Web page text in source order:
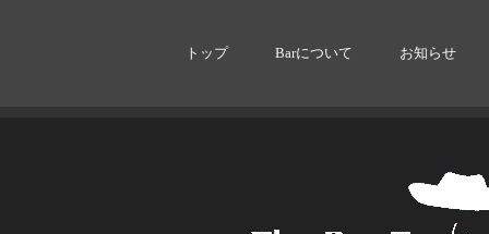
トップ Barについて お知らせ